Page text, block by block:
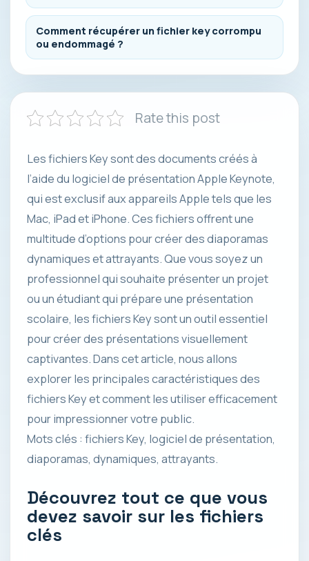
Comment récupérer un fichier key corrompu
ou endommagé ?
Rate this post
Les fichiers Key sont des documents créés à
l’aide du logiciel de présentation Apple Keynote,
qui est exclusif aux appareils Apple tels que les
Mac, iPad et iPhone. Ces fichiers offrent une
multitude d’options pour créer des diaporamas
dynamiques et attrayants. Que vous soyez un
professionnel qui souhaite présenter un projet
ou un étudiant qui prépare une présentation
scolaire, les fichiers Key sont un outil essentiel
pour créer des présentations visuellement
captivantes. Dans cet article, nous allons
explorer les principales caractéristiques des
fichiers Key et comment les utiliser efficacement
pour impressionner votre public.
Mots clés : fichiers Key, logiciel de présentation,
diaporamas, dynamiques, attrayants.
Découvrez tout ce que vous
devez savoir sur les fichiers
clés